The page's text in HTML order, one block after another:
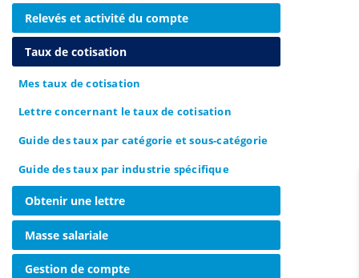
Relevés et activité du compte
Taux de cotisation
Mes taux de cotisation
Lettre concernant le taux de cotisation
Guide des taux par catégorie et sous-catégorie
Guide des taux par industrie spécifique
Obtenir une lettre
Masse salariale
Gestion de compte